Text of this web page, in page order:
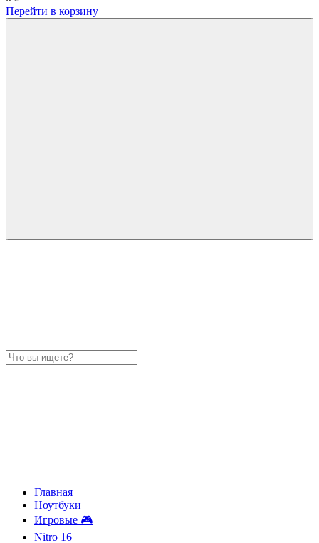
Перейти в корзину
Главная
Ноутбуки
Игровые 🎮
Nitro 16